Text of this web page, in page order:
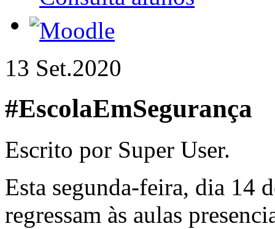
13 Set.2020
#EscolaEmSegurança
Escrito por Super User.
Esta segunda-feira, dia 14
regressam às aulas